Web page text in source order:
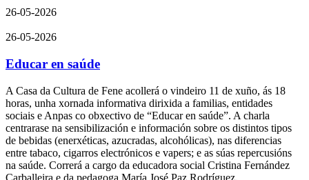
26-05-2026
26-05-2026
Educar en saúde
A Casa da Cultura de Fene acollerá o vindeiro 11 de xuño, ás 18
horas, unha xornada informativa dirixida a familias, entidades
sociais e Anpas co obxectivo de “Educar en saúde”. A charla
centrarase na sensibilización e información sobre os distintos tipos
de bebidas (enerxéticas, azucradas, alcohólicas), nas diferencias
entre tabaco, cigarros electrónicos e vapers; e as súas repercusións
na saúde. Correrá a cargo da educadora social Cristina Fernández
Carballeira e da pedagoga María José Paz Rodríguez.